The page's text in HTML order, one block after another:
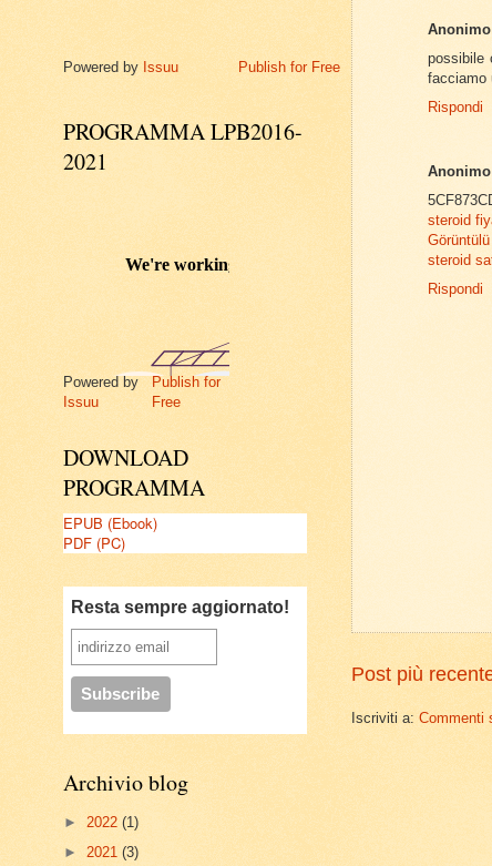
Anonimo
possibile
facciamo
Rispondi
Anonimo
steroid
steroid
Rispondi
Post più
Iscriviti a: Commenti
Powered by Issuu Publish for Free
PROGRAMMA LPB2016-
2021
Powered by
Issuu
Publish for
Free
DOWNLOAD
PROGRAMMA
EPUB (Ebook)
PDF (PC)
Resta sempre aggiornato!
Archivio blog
► 2022 (1)
► 2021 (3)